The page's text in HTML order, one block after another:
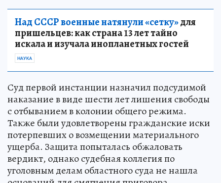
Над СССР военные натянули «сетку»для
пришельцев: как страна 13 лет тайно
искала и изучала инопланетных гостей
НАУКА
Суд первой инстанции назначил подсудимой
наказание в виде шести лет лишения свободы
с отбыванием в колонии общего режима.
Также были удовлетворены гражданские иски
потерпевших о возмещении материального
ущерба. Защита попыталась обжаловать
вердикт, однако судебная коллегия по
уголовным делам областного суда не нашла